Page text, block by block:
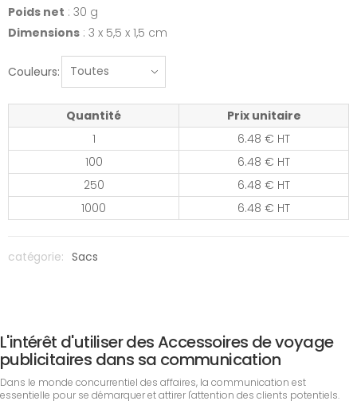
Poids net : 30 g
Dimensions : 3 x 5,5 x 1,5 cm
Couleurs:
Quantité
Prix unitaire
1
6.48 € HT
100
6.48 € HT
250
6.48 € HT
1000
6.48 € HT
catégorie: Sacs
L'intérêt d'utiliser des Accessoires de voyage
publicitaires dans sa communication
Dans le monde concurrentiel des affaires, la communication est
essentielle pour se démarquer et attirer l'attention des clients potentiels.